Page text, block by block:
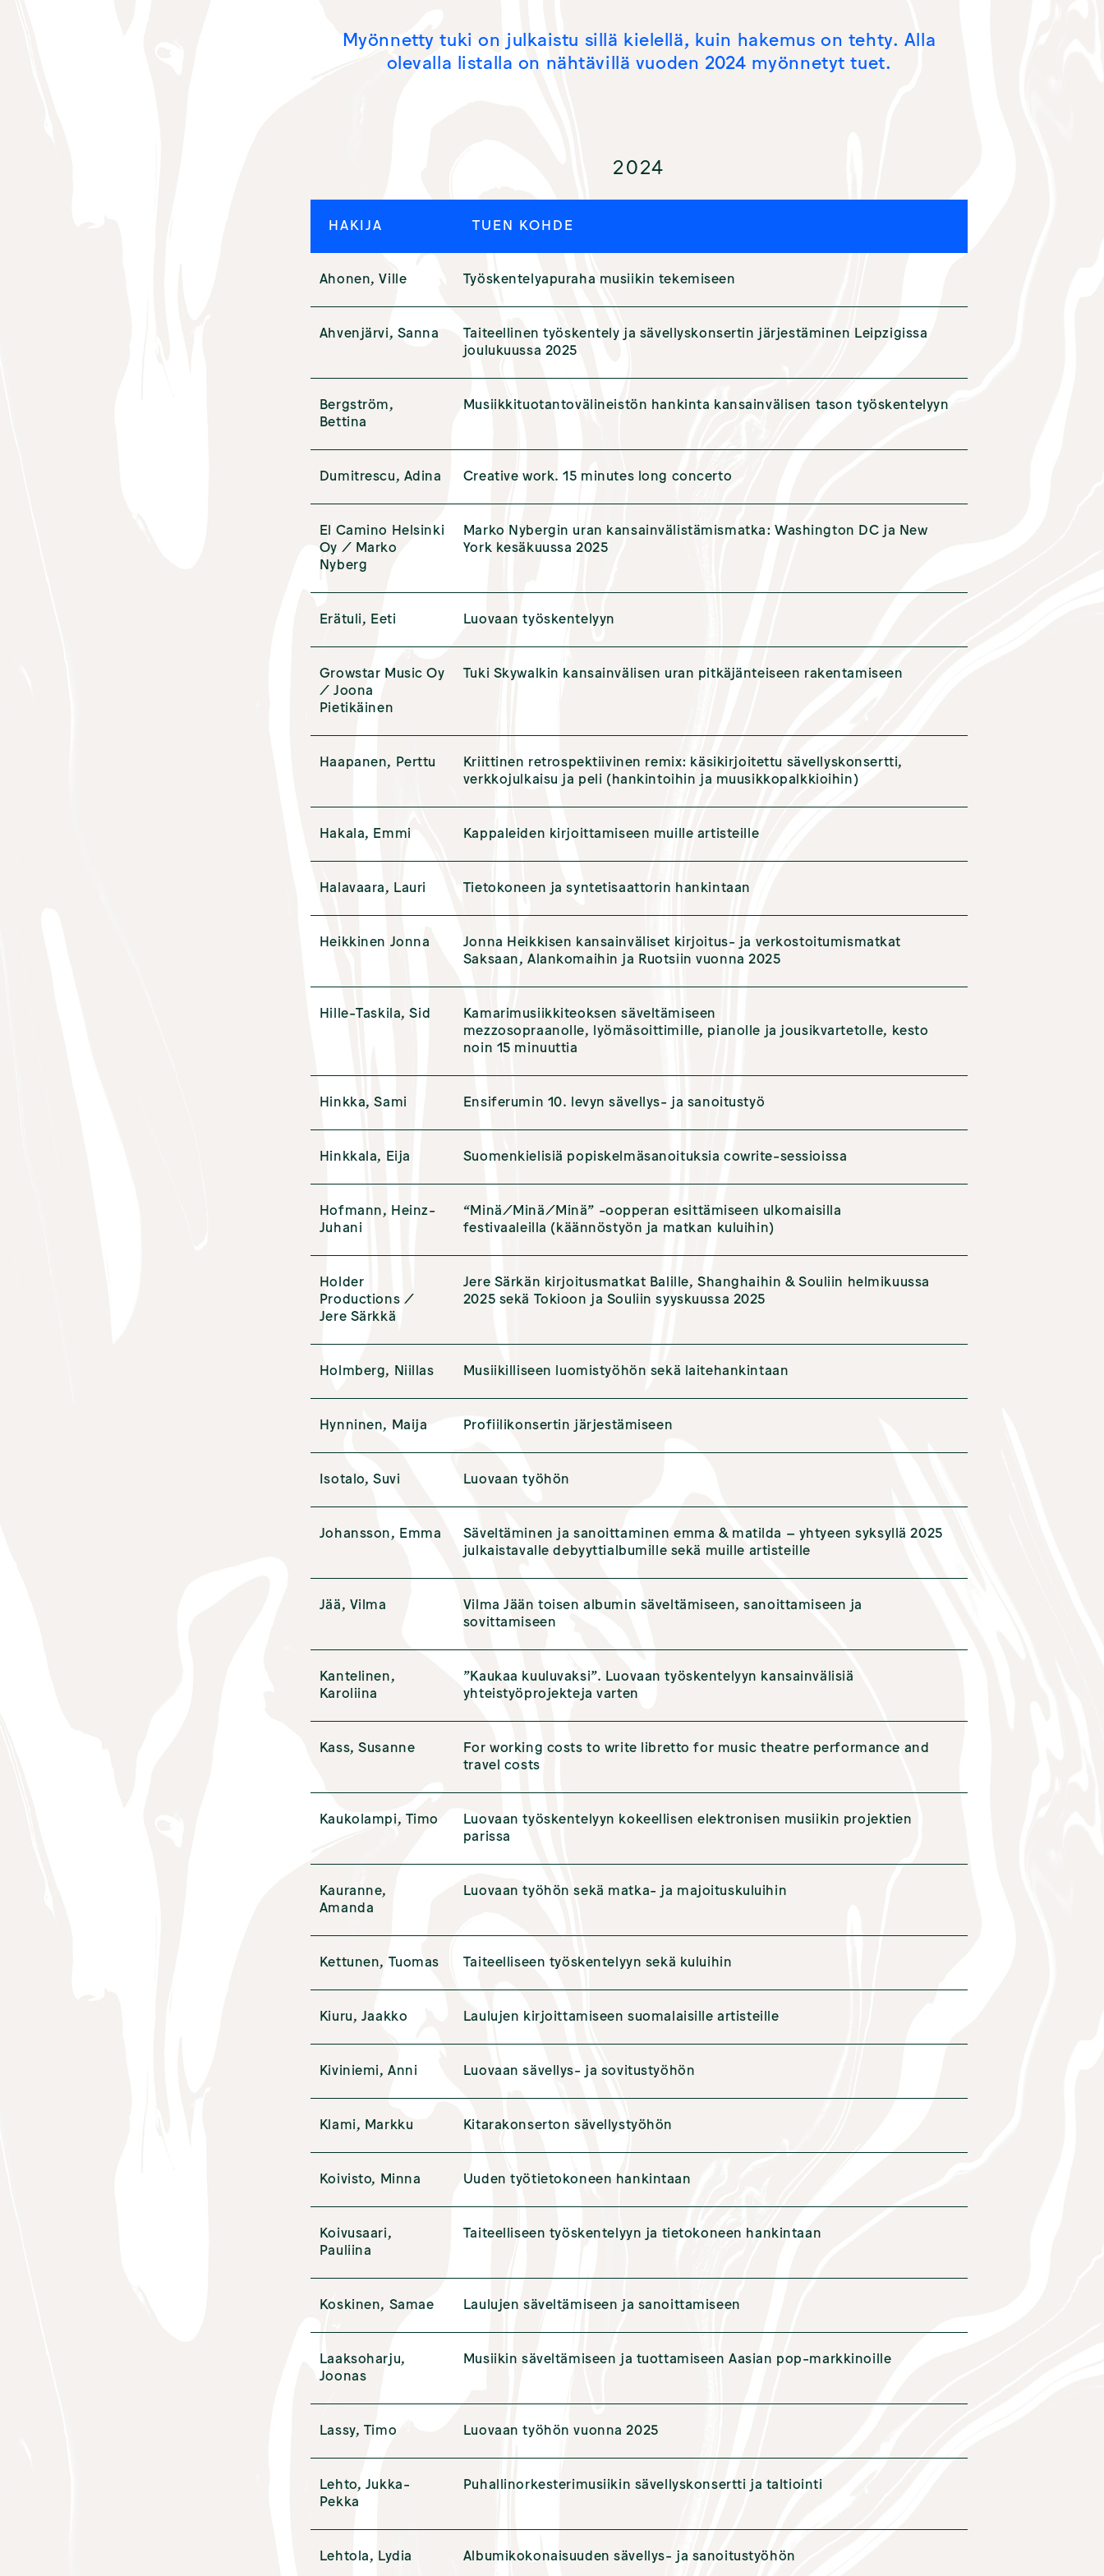
MYÖNNÖT
Myönnetty tuki on julkaistu sillä kielellä, kuin hakemus on tehty. Alla
olevalla listalla on nähtävillä vuoden 2024 myönnetyt tuet.
2024
HAKIJA TUEN KOHDE
Ahonen, Ville Työskentelyapuraha musiikin tekemiseen
Ahvenjärvi, Sanna
Taiteellinen työskentely ja sävellyskonsertin järjestäminen Leipzigissa
joulukuussa 2025
Bergström,
Bettina
Musiikkituotantovälineistön hankinta kansainvälisen tason työskentelyyn
Dumitrescu, Adina Creative work. 15 minutes long concerto
El Camino Helsinki
Oy / Marko
Nyberg
Marko Nybergin uran kansainvälistämismatka: Washington DC ja New
York kesäkuussa 2025
Erätuli, Eeti Luovaan työskentelyyn
Growstar Music Oy
/ Joona
Pietikäinen
Tuki Skywalkin kansainvälisen uran pitkäjänteiseen rakentamiseen
Haapanen, Perttu
Kriittinen retrospektiivinen remix: käsikirjoitettu sävellyskonsertti,
verkkojulkaisu ja peli (hankintoihin ja muusikkopalkkioihin)
Hakala, Emmi Kappaleiden kirjoittamiseen muille artisteille
Halavaara, Lauri Tietokoneen ja syntetisaattorin hankintaan
Heikkinen Jonna
Jonna Heikkisen kansainväliset kirjoitus- ja verkostoitumismatkat
Saksaan, Alankomaihin ja Ruotsiin vuonna 2025
Hille-Taskila, Sid
Kamarimusiikkiteoksen säveltämiseen
mezzosopraanolle, lyömäsoittimille, pianolle ja jousikvartetolle, kesto
noin 15 minuuttia
Hinkka, Sami Ensiferumin 10. levyn sävellys- ja sanoitustyö
Hinkkala, Eija Suomenkielisiä popiskelmäsanoituksia cowrite-sessioissa
Hofmann, Heinz-
Juhani
“Minä/Minä/Minä” -oopperan esittämiseen ulkomaisilla
festivaaleilla (käännöstyön ja matkan kuluihin)
Holder
Productions /
Jere Särkkä
Jere Särkän kirjoitusmatkat Balille, Shanghaihin & Souliin helmikuussa
2025 sekä Tokioon ja Souliin syyskuussa 2025
Holmberg, Niillas Musiikilliseen luomistyöhön sekä laitehankintaan
Hynninen, Maija Profiilikonsertin järjestämiseen
Isotalo, Suvi Luovaan työhön
Johansson, Emma
Säveltäminen ja sanoittaminen emma & matilda – yhtyeen syksyllä 2025
julkaistavalle debyyttialbumille sekä muille artisteille
Jää, Vilma
Vilma Jään toisen albumin säveltämiseen, sanoittamiseen ja
sovittamiseen
Kantelinen,
Karoliina
”Kaukaa kuuluvaksi”. Luovaan työskentelyyn kansainvälisiä
yhteistyöprojekteja varten
Kass, Susanne
For working costs to write libretto for music theatre performance and
travel costs
Kaukolampi, Timo
Luovaan työskentelyyn kokeellisen elektronisen musiikin projektien
parissa
Kauranne,
Amanda
Luovaan työhön sekä matka- ja majoituskuluihin
Kettunen, Tuomas Taiteelliseen työskentelyyn sekä kuluihin
Kiuru, Jaakko Laulujen kirjoittamiseen suomalaisille artisteille
Kiviniemi, Anni Luovaan sävellys- ja sovitustyöhön
Klami, Markku Kitarakonserton sävellystyöhön
Koivisto, Minna Uuden työtietokoneen hankintaan
Koivusaari,
Pauliina
Taiteelliseen työskentelyyn ja tietokoneen hankintaan
Koskinen, Samae Laulujen säveltämiseen ja sanoittamiseen
Laaksoharju,
Joonas
Musiikin säveltämiseen ja tuottamiseen Aasian pop-markkinoille
Lassy, Timo Luovaan työhön vuonna 2025
Lehto, Jukka-
Pekka
Puhallinorkesterimusiikin sävellyskonsertti ja taltiointi
Lehtola, Lydia Albumikokonaisuuden sävellys- ja sanoitustyöhön